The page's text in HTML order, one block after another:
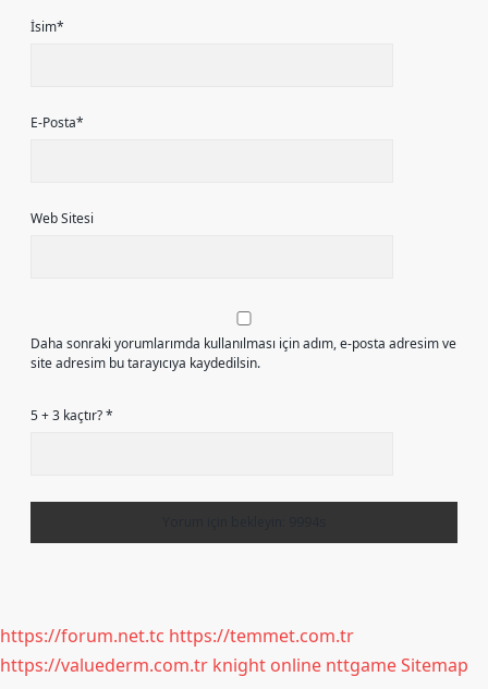
İsim*
E-Posta*
Web Sitesi
Daha sonraki yorumlarımda kullanılması için adım, e-posta adresim ve
site adresim bu tarayıcıya kaydedilsin.
5 + 3 kaçtır?*
https://forum.net.tc https://temmet.com.tr
https://valuederm.com.tr knight online nttgameSitemap